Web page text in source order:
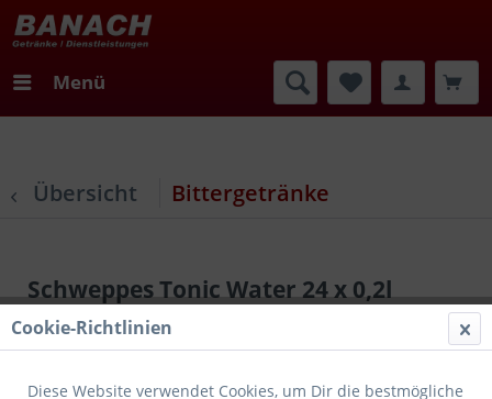
Menü
Übersicht Bittergetränke
Schweppes Tonic Water 24 x 0,2l
Cookie-Richtlinien
Diese Website verwendet Cookies, um Dir die bestmögliche